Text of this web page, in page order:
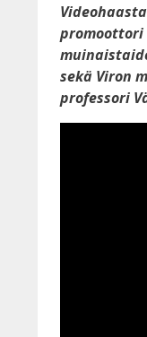
promoottori
sekä Viron
professori